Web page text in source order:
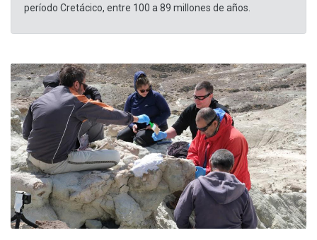
período Cretácico, entre 100 a 89 millones de años.